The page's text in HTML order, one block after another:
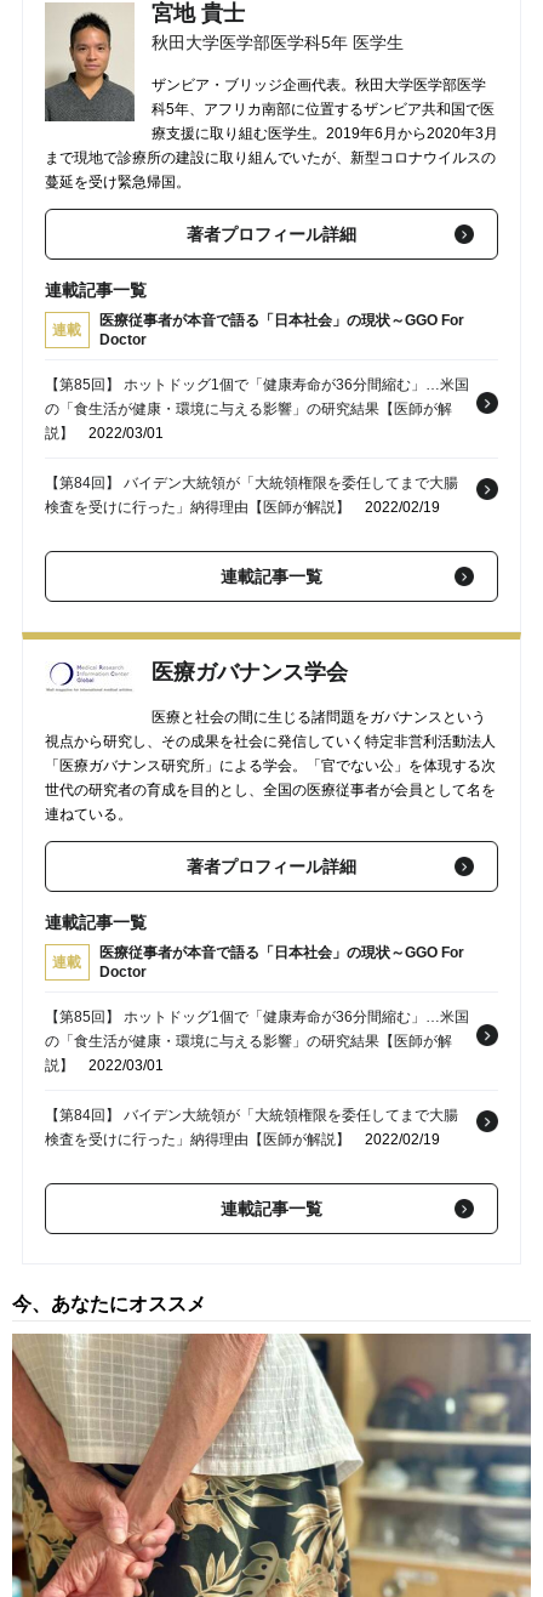
宮地 貴士
秋田大学医学部医学科5年 医学生
ザンビア・ブリッジ企画代表。秋田大学医学部医学
科5年、アフリカ南部に位置するザンビア共和国で医
療支援に取り組む医学生。2019年6月から2020年3月
まで現地で診療所の建設に取り組んでいたが、新型コロナウイルスの
蔓延を受け緊急帰国。
著者プロフィール詳細
連載記事一覧
連載
医療従事者が本音で語る「日本社会」の現状～GGO For
Doctor
【第85回】 ホットドッグ1個で「健康寿命が36分間縮む」…米国
の「食生活が健康・環境に与える影響」の研究結果【医師が解
説】
2022/03/01
【第84回】 バイデン大統領が「大統領権限を委任してまで大腸
検査を受けに行った」納得理由【医師が解説】
2022/02/19
【第83回】 アメリカ、都市圏と農村地域にある「絶望的な医療
2022/02/15
【第82回】 「歯医者さんに行くこと」が「コロナ予防」に繋が
動」が健康長寿に繋がる【医師が解説】 2022/02/05
連載記事一覧
医療ガバナンス学会
医療と社会の間に生じる諸問題をガバナンスという
視点から研究し、その成果を社会に発信していく特定非営利活動法人
「医療ガバナンス研究所」による学会。「官でない公」を体現する次
世代の研究者の育成を目的とし、全国の医療従事者が会員として名を
連ねている。
著者プロフィール詳細
連載記事一覧
連載
医療従事者が本音で語る「日本社会」の現状～GGO For
Doctor
【第85回】 ホットドッグ1個で「健康寿命が36分間縮む」…米国
の「食生活が健康・環境に与える影響」の研究結果【医師が解
説】
2022/03/01
【第84回】 バイデン大統領が「大統領権限を委任してまで大腸
検査を受けに行った」納得理由【医師が解説】
2022/02/19
【第83回】 アメリカ、都市圏と農村地域にある「絶望的な医療
2022/02/15
【第81回】 新型コロナの重症化リスクにも影響…「1日10分の運
動」が健康長寿に繋がる【医師が解説】 2022/02/05
連載記事一覧
今、あなたにオススメ